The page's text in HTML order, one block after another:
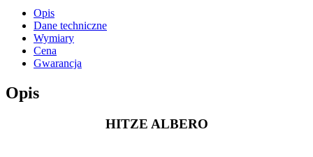
Opis
Dane techniczne
Wymiary
Cena
Gwarancja
Opis
HITZE ALBERO